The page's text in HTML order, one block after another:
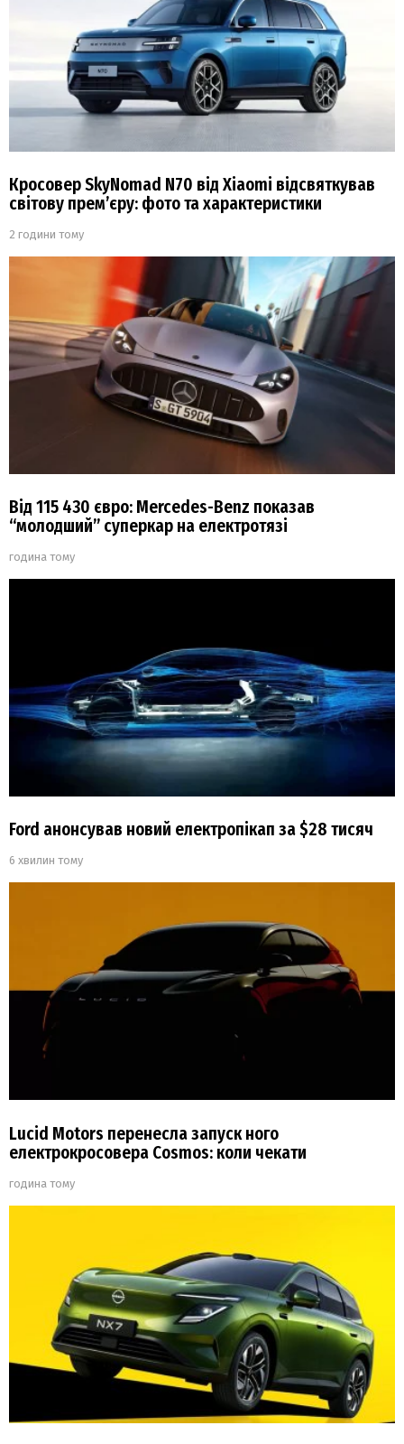
Кросовер SkyNomad N70 від Xiaomi відсвяткував
світову прем’єру: фото та характеристики
2 години тому
Від 115 430 євро: Mercedes-Benz показав
“молодший” суперкар на електротязі
година тому
Ford анонсував новий електропікап за $28 тисяч
6 хвилин тому
Lucid Motors перенесла запуск ного
електрокросовера Cosmos: коли чекати
година тому